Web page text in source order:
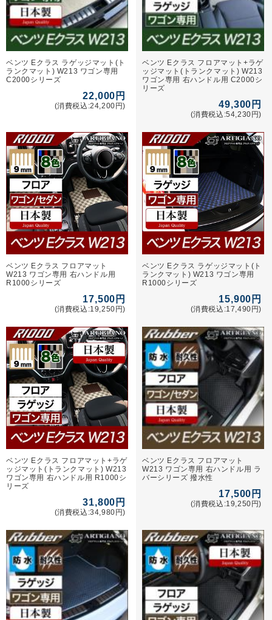
ベンツ Eクラス ラゲッジマット(ト
ランクマット) W213 ワゴン専用
C2000シリーズ
22,000円
(消費税込:24,200円)
ベンツ Eクラス フロアマット+ラゲ
ッジマット(トランクマット) W213
ワゴン専用 右ハンドル用 C2000シ
リーズ
49,300円
(消費税込:54,230円)
ベンツ Eクラス フロアマット
W213 ワゴン専用 右ハンドル用
R1000シリーズ
17,500円
(消費税込:19,250円)
ベンツ Eクラス ラゲッジマット(ト
ランクマット) W213 ワゴン専用
R1000シリーズ
15,900円
(消費税込:17,490円)
ベンツ Eクラス フロアマット+ラゲ
ッジマット(トランクマット) W213
ワゴン専用 右ハンドル用 R1000シ
リーズ
31,800円
(消費税込:34,980円)
ベンツ Eクラス フロアマット
W213 ワゴン専用 右ハンドル用 ラ
バーシリーズ 撥水性
17,500円
(消費税込:19,250円)